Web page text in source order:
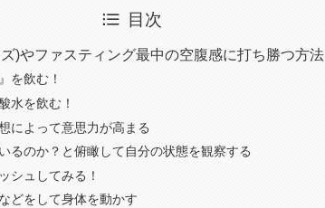
目次
)やファスティング最中の空腹感に打ち勝つ方法
を飲む！
水を飲む！
によって意思力が高まる
るのか？と俯瞰して自分の状態を観察する
シュしてみる！
どをして身体を動かす